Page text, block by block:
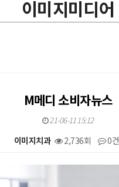
이미지미디어
M메디 소비자뉴스
21-06-11 15:12
이미지치과 2,736회 0건